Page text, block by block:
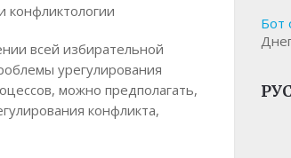
конфликтологии
всей избирательной
урегулирования
можно предполагать,
конфликта,
Бот